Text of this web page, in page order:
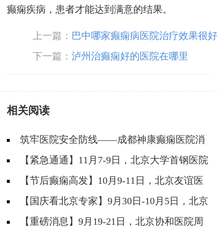
癫痫疾病，患者才能达到满意的结果。
上一篇： 巴中哪家癫痫病医院治疗效果很好
下一篇：泸州治癫痫好的医院在哪里
相关阅读
筑牢医院安全防线——成都神康癫痫医院消
防安全培训纪实
【紧急通通】11月7-9日，北京大学首钢医院
神经内科胡颖教授亲临成都会诊，破解癫痫疑难
【节后癫痫高发】10月9-11日，北京友谊医
院陈葵博士免费会诊+治疗援助，破解癫痫难
题！
【国庆看北京专家】9月30日-10月5日，北京
天坛&首钢医院两大专家蓉城亲诊+癫痫大额救
【重磅消息】9月19-21日，北京协和医院周